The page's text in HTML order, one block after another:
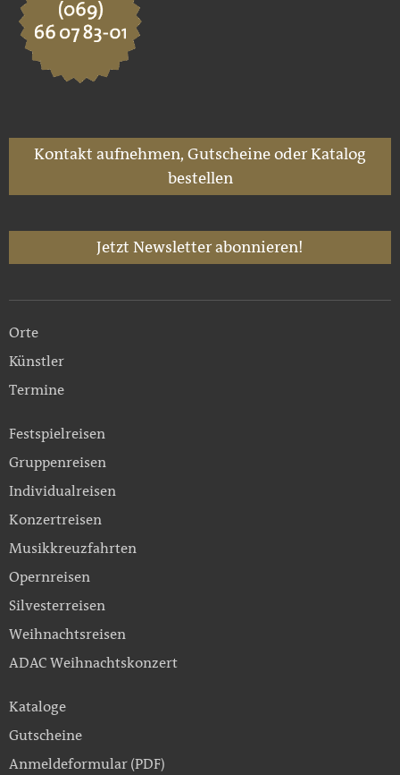
Kontakt aufnehmen, Gutscheine oder Katalog
bestellen
Jetzt Newsletter abonnieren!
Orte
Künstler
Termine
Festspielreisen
Gruppenreisen
Individualreisen
Konzertreisen
Musikkreuzfahrten
Opernreisen
Silvesterreisen
Weihnachtsreisen
ADAC Weihnachtskonzert
Kataloge
Gutscheine
Anmeldeformular (PDF)